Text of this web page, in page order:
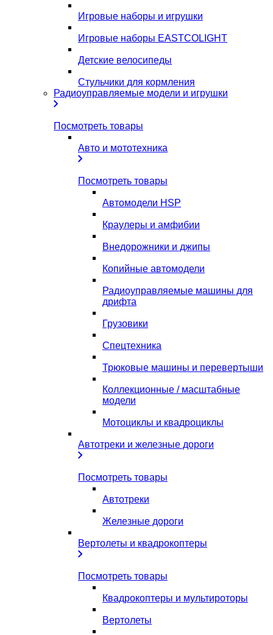
Игровые наборы и игрушки
Игровые наборы EASTCOLIGHT
Детские велосипеды
Стульчики для кормления
Радиоуправляемые модели и игрушки
Посмотреть товары
Авто и мототехника
Посмотреть товары
Автомодели HSP
Краулеры и амфибии
Внедорожники и джипы
Копийные автомодели
Радиоуправляемые машины для
дрифта
Грузовики
Спецтехника
Трюковые машины и перевертыши
Коллекционные / масштабные
модели
Мотоциклы и квадроциклы
Автотреки и железные дороги
Посмотреть товары
Автотреки
Железные дороги
Вертолеты и квадрокоптеры
Посмотреть товары
Квадрокоптеры и мультироторы
Вертолеты